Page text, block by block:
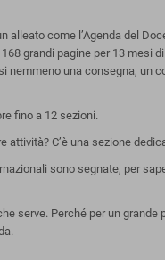
alleato come l’Agenda del
grandi pagine per 13 mesi
nemmeno una consegna, un
fino a 12 sezioni.
attività? C’è una sezione
sono segnate, per
serve. Perché per un grande